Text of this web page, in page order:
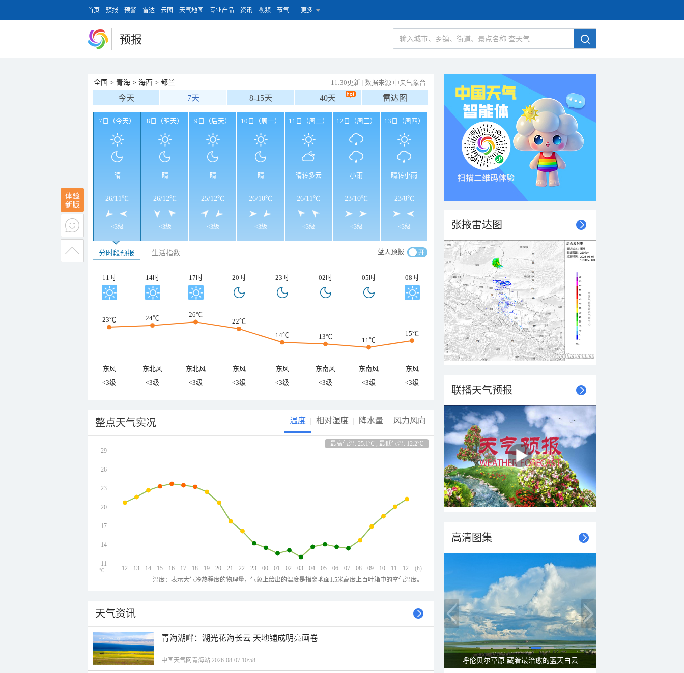
首页 预报 预警 雷达 云图 天气地图 专业产品 资讯 视频 节气 更多
预报
全国 > 青海 > 海西 > 都兰 11:30更新 | 数据来源 中央气象台
今天 7天 8-15天 40天 雷达图
7日（今天）
晴
26/11℃
<3级
8日（明天）
晴
26/12℃
<3级
9日（后天）
晴
25/12℃
<3级
10日（周一）
晴
26/10℃
<3级
11日（周二）
晴转多云
26/11℃
<3级
12日（周三）
小雨
23/10℃
<3级
13日（周四）
晴转小雨
23/8℃
<3级
分时段预报 生活指数 蓝天预报
11时 14时 17时 20时 23时 02时 05时 08时
23℃ 24℃
26℃
22℃
14℃
13℃ 11℃
15℃
东风 东北风 东北风 东风 东风 东南风 东南风
东风
<3级
<3级 <3级 <3级 <3级 <3级 <3级 <3级
整点天气实况 温度 相对湿度 降水量 风力风向
最高气温: 25.1℃ , 最低气温: 12.2℃
12 13 14 15 16 17 18 19 20 21 22 23 00 01 02 03 04 05 06 07 08 09 10 11 12
29
26
23
20
17
14
11
(h)
℃
温度：表示大气冷热程度的物理量，气象上给出的温度是指离地面1.5米高度上百叶箱中的空气温度。
天气资讯
青海湖畔：湖光花海长云 天地铺成明亮画卷
中国天气网青海站 2026-08-07 10:58
张掖雷达图
联播天气预报
高清图集
呼伦贝尔草原 藏着最治愈的蓝天白云